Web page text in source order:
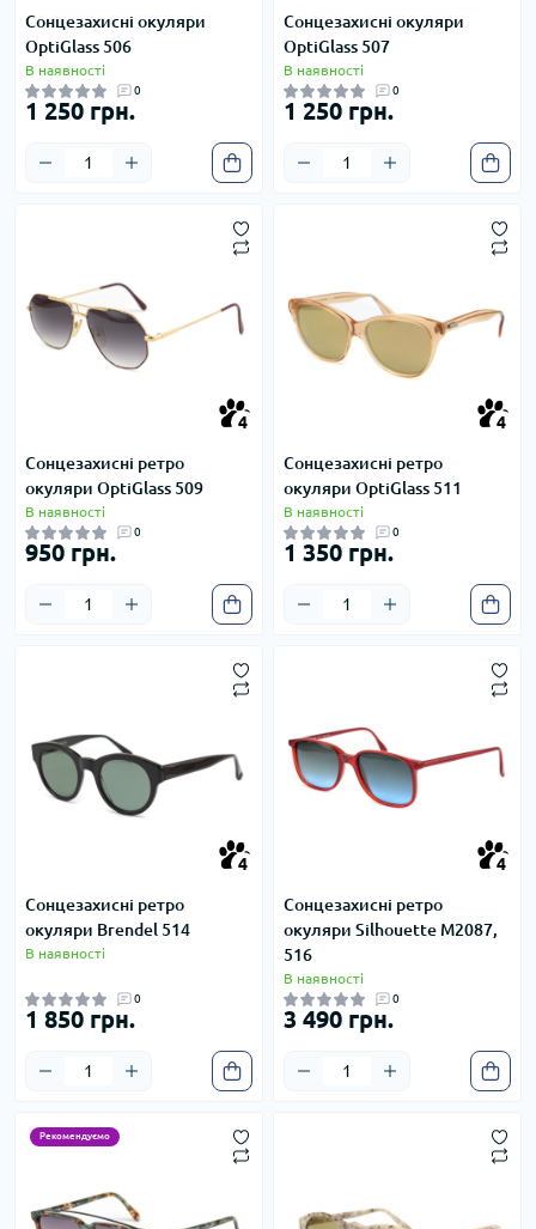
Сонцезахисні окуляри
OptiGlass 506
В наявності
0
1 250 грн.
Сонцезахисні окуляри
OptiGlass 507
В наявності
0
1 250 грн.
4
4
Сонцезахисні ретро
окуляри OptiGlass 509
В наявності
0
950 грн.
4
4
Сонцезахисні ретро
окуляри OptiGlass 511
В наявності
0
1 350 грн.
4
4
Сонцезахисні ретро
окуляри Brendel 514
В наявності
0
1 850 грн.
4
4
Сонцезахисні ретро
окуляри Silhouette M2087,
516
В наявності
0
3 490 грн.
Рекомендуємо